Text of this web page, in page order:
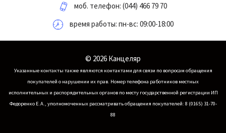
моб. телефон: (044) 466 79 70
время работы: пн-вс: 09:00-18:00
© 2026 Канцеляр
Указанные контакты также являются контактами для связи по вопросам обращения
покупателей о нарушении их прав. Номер телефона работников местных
исполнительных и распорядительных органов по месту государственной регистрации ИП
Федоренко Е.А., уполномоченных рассматривать обращения покупателей: 8 (0165) 31-70-
88